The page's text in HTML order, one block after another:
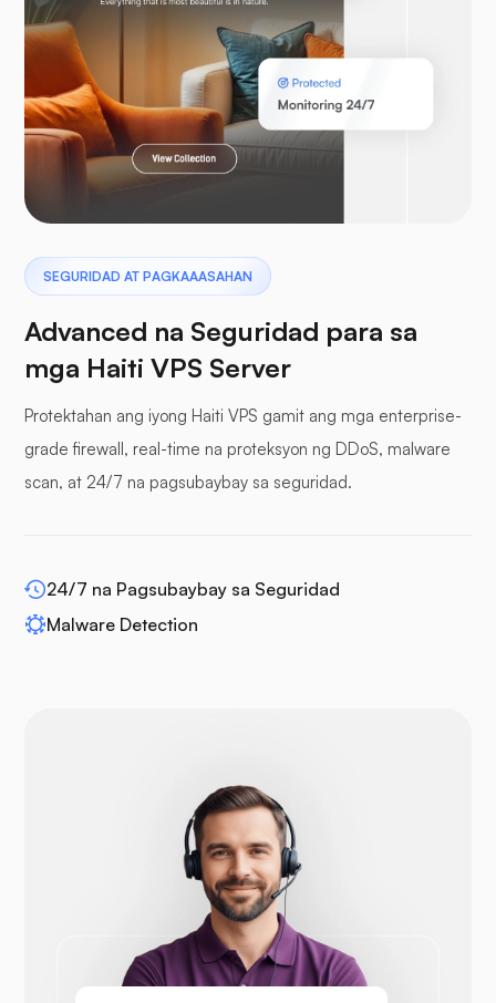
Laravel
Pterodactyl
mga buffer panel
WP-extendify
Opencart
SEGURIDAD AT PAGKAAASAHAN
Advanced na Seguridad para sa
mga Haiti VPS Server
Protektahan ang iyong Haiti VPS gamit ang mga enterprise-
grade firewall, real-time na proteksyon ng DDoS, malware
scan, at 24/7 na pagsubaybay sa seguridad.
24/7 na Pagsubaybay sa Seguridad
Malware Detection